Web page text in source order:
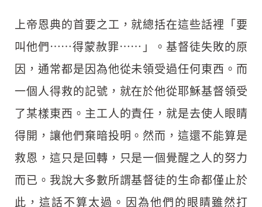
上帝恩典的首要之工，就總括在這些話裡「要
叫他們⋯⋯得蒙赦罪⋯⋯」。基督徒失敗的原
因，通常都是因為他從未領受過任何東西。而
一個人得救的記號，就在於他從耶穌基督領受
了某樣東西。主工人的責任，就是去使人眼睛
得開，讓他們棄暗投明。然而，這還不能算是
救恩，這只是回轉，只是一個覺醒之人的努力
而已。我說大多數所謂基督徒的生命都僅止於
此，這話不算太過。因為他們的眼睛雖然打